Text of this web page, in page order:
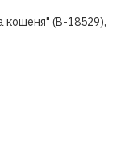
кошеня" (B-18529),